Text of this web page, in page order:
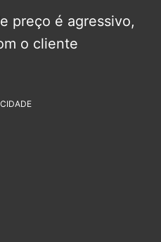
preço é agressivo,
o cliente